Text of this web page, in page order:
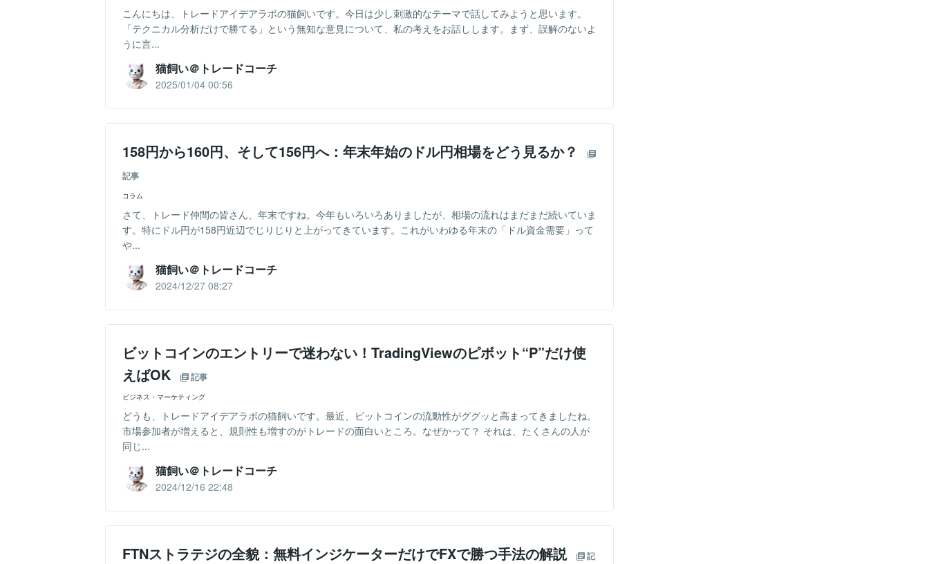
こんにちは、トレードアイデアラボの猫飼いです。今日は少し刺激的なテーマで話してみようと思います。
「テクニカル分析だけで勝てる」という無知な意見について、私の考えをお話しします。まず、誤解のないよ
うに言...
猫飼い＠トレードコーチ
2025/01/04 00:56
158円から160円、そして156円へ：年末年始のドル円相場をどう見るか？
記事
コラム
さて、トレード仲間の皆さん、年末ですね。今年もいろいろありましたが、相場の流れはまだまだ続いていま
す。特にドル円が158円近辺でじりじりと上がってきています。これがいわゆる年末の「ドル資金需要」って
や...
猫飼い＠トレードコーチ
2024/12/27 08:27
ビットコインのエントリーで迷わない！TradingViewのピボット“P”だけ使
えばOK
記事
ビジネス・マーケティング
どうも、トレードアイデアラボの猫飼いです。最近、ビットコインの流動性がググッと高まってきましたね。
市場参加者が増えると、規則性も増すのがトレードの面白いところ。なぜかって？ それは、たくさんの人が
同じ...
猫飼い＠トレードコーチ
2024/12/16 22:48
FTNストラテジの全貌：無料インジケーターだけでFXで勝つ手法の解説
記